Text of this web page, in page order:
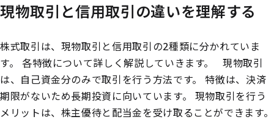
現物取引と信用取引の違いを理解する
株式取引は、現物取引と信用取引の2種類に分かれていま
す。
各特徴について詳しく解説していきます。
現物取引
は、自己資金分のみで取引を行う方法です。
特徴は、決済
期限がないため長期投資に向いています。
現物取引を行う
メリットは、株主優待と配当金を受け取ることができます。